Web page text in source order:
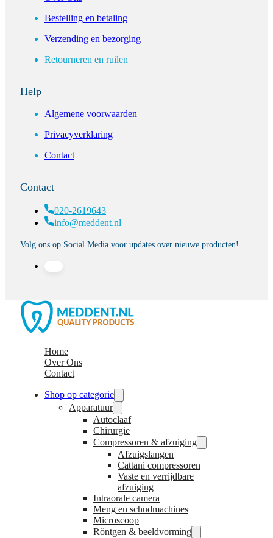
Bestelling en betaling
Verzending en bezorging
Retourneren en ruilen
Help
Algemene voorwaarden
Privacyverklaring
Contact
Contact
020-2619643
info@meddent.nl
Volg ons op Social Media voor updates over nieuwe producten!
Home
Over Ons
Contact
Shop op categorie
Apparatuur
Autoclaaf
Chirurgie
Compressoren & afzuiging
Afzuigslangen
Cattani compressoren
Vaste en verrijdbare
afzuiging
Intraorale camera
Meng en schudmachines
Microscoop
Röntgen & beeldvorming